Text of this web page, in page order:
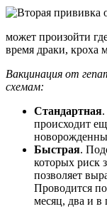
может произойти
время драки, кроха
Вакцинация от
схемам:
Стандартная
происходит
Быстрая.
которых риск
позволяет
Проводится
месяц, два и в